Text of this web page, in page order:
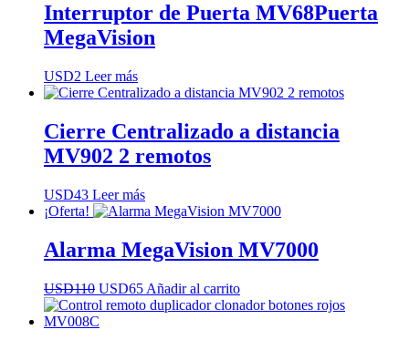
Interruptor de Puerta MV68Puerta
MegaVision
USD2 Leer más
Cierre Centralizado a distancia
MV902 2 remotos
USD43 Leer más
¡Oferta!
Alarma MegaVision MV7000
USD110 El
precio
original
USD65El
precio
Añadir al carrito